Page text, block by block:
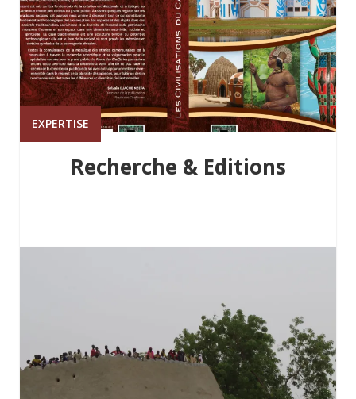
EXPERTISE
Recherche & Editions